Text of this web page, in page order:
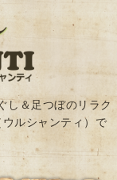
し＆足つぼのリラク
ルシャンティ）で